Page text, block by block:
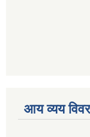
आय व्यय